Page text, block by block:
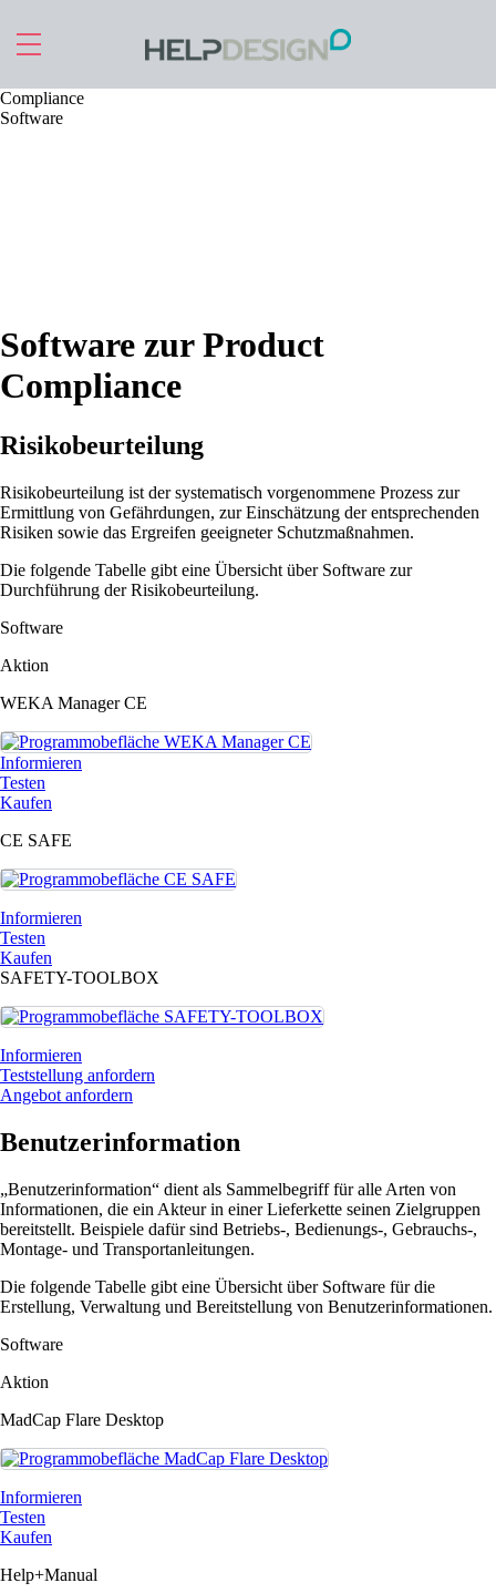
Zu Hauptinhalt springen
Compliance
Software
Software zur Product
Compliance
Risikobeurteilung
Risikobeurteilung ist der systematisch vorgenommene Prozess zur
Ermittlung von Gefährdungen, zur Einschätzung der entsprechenden
Risiken sowie das Ergreifen geeigneter Schutzmaßnahmen.
Die folgende Tabelle gibt eine Übersicht über Software zur
Durchführung der Risikobeurteilung.
Software
Aktion
WEKA Manager CE
Informieren
Testen
Kaufen
CE SAFE
Informieren
Testen
Kaufen
SAFETY-TOOLBOX
Informieren
Teststellung anfordern
Angebot anfordern
Benutzerinformation
„Benutzerinformation“ dient als Sammelbegriff für alle Arten von
Informationen, die ein Akteur in einer Lieferkette seinen Zielgruppen
bereitstellt. Beispiele dafür sind Betriebs-, Bedienungs-, Gebrauchs-,
Montage- und Transportanleitungen.
Die folgende Tabelle gibt eine Übersicht über Software für die
Erstellung, Verwaltung und Bereitstellung von Benutzerinformationen.
Software
Aktion
MadCap Flare Desktop
Informieren
Testen
Kaufen
Help+Manual